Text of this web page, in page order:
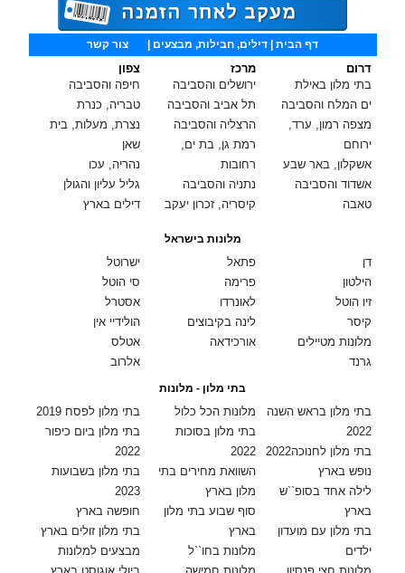
דף הבית | דילים, חבילות, מבצעים | צור קשר
צפון
חיפה והסביבה
טבריה, כנרת
נצרת, מעלות, בית
שאן
נהריה, עכו
גליל עליון והגולן
דילים בארץ
מרכז
ירושלים והסביבה
תל אביב והסביבה
הרצליה והסביבה
רמת גן, בת ים,
רחובות
נתניה והסביבה
קיסריה, זכרון יעקב
דרום
בתי מלון באילת
ים המלח והסביבה
מצפה רמון, ערד,
ירוחם
אשקלון, באר שבע
אשדוד והסביבה
טאבה
מלונות בישראל
ישרוטל
סי הוטל
אסטרל
הולידיי אין
אטלס
אלרוב
פתאל
פרימה
לאונרדו
לינה בקיבוצים
אורכידאה
דן
הילטון
זיו הוטל
קיסר
מלונות מטיילים
גרנד
בתי מלון - מלונות
בתי מלון לפסח 2019
בתי מלון ביום כיפור
2022
בתי מלון בשבועות
2023
חופשה בארץ
בתי מלון זולים בארץ
מבצעים למלונות
מלונות הכל כלול
בתי מלון בסוכות
2022
השוואת מחירים בתי
מלון בארץ
סוף שבוע בתי מלון
בארץ
מלונות בחו``ל
בתי מלון בראש השנה
2022
בתי מלון לחנוכה2022
נופש בארץ
לילה אחד בסופ``ש
בארץ
בתי מלון עם מועדון
ילדים